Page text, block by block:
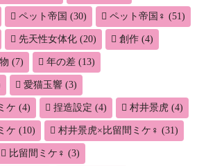
ペット帝国 (30) ペット帝国♀ (51)
先天性女体化 (20) 創作 (4)
(7) 年の差 (13)
愛猫玉響 (3)
ケ (4) 捏造設定 (4) 村井景虎 (4)
ケ (10) 村井景虎×比留間ミケ♀ (31)
比留間ミケ♀ (3)